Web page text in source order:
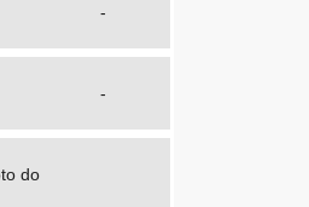
-
-
do